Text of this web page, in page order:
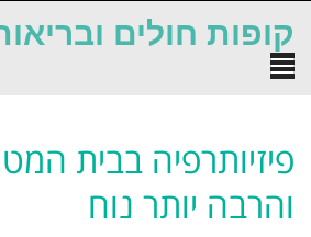
קופות חולים
תפריט
פיזיותרפיה בבית
והרבה יותר נוח